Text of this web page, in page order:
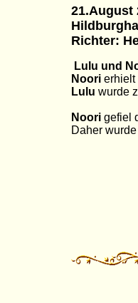
21.August
Richter:
Lulu und
Noori erhielt
Lulu wurde
Noori gefiel
Daher